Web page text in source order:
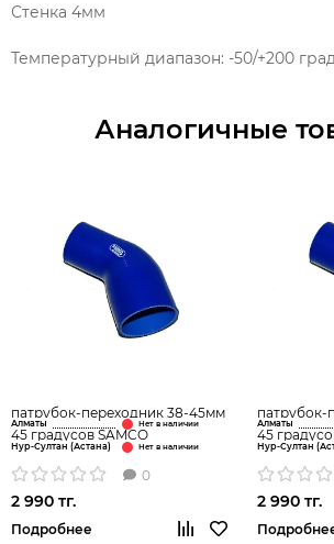
Стенка 4мм
Температурный диапазон: -50/+200
Аналогичные
патрубок-переходник 38-45мм
45 градусов SAMCO
Алматы
Нур-Султан (Астана)
0
2 990 тг.
Подробнее
патрубок-
45
Алматы
Нур-Султан
2 990 тг.